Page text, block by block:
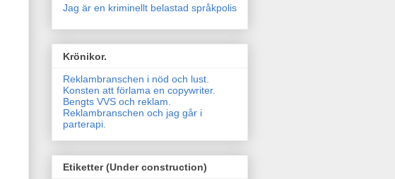
Jag är en kriminellt belastad språkpolis
Krönikor.
Reklambranschen i nöd och lust.
Konsten att förlama en copywriter.
Bengts VVS och reklam.
Reklambranschen och jag går i
parterapi.
Etiketter (Under construction)